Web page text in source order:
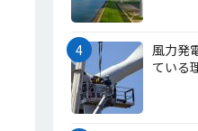
風力発
ている